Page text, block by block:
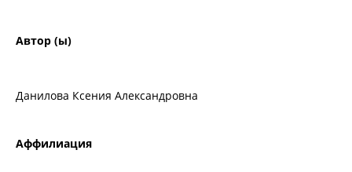
Автор (ы)
Данилова Ксения Александровна
Аффилиация